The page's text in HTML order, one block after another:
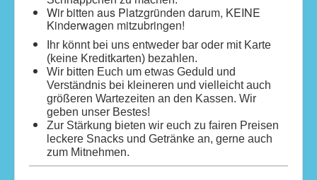
Wir bitten aus Platzgründen darum, KEINE
Kinderwagen mitzubringen!
Ihr könnt bei uns entweder bar oder mit Karte
(keine Kreditkarten) bezahlen.
Wir bitten Euch um etwas Geduld und
Verständnis bei kleineren und vielleicht auch
größeren Wartezeiten an den Kassen. Wir
geben unser Bestes!
Zur Stärkung bieten wir euch zu fairen Preisen
leckere Snacks und Getränke an, gerne auch
zum Mitnehmen.